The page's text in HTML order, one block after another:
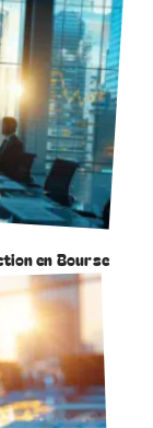
en Bourse